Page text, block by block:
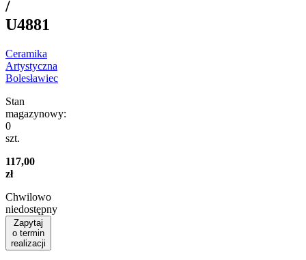
/
U4881
Ceramika
Artystyczna
Bolesławiec
Stan
magazynowy:
0
szt.
117,00
zł
Chwilowo
niedostępny
Zapytaj
o termin
realizacji